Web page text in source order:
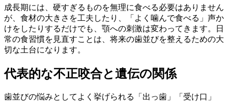
成長期には、硬すぎるものを無理に食べる必要はありません
が、食材の大きさを工夫したり、「よく噛んで食べる」声か
けをしたりするだけでも、顎への刺激は変わってきます。日
常の食習慣を見直すことは、将来の歯並びを整えるための大
切な土台になります。
代表的な不正咬合と遺伝の関係
歯並びの悩みとしてよく挙げられる「出っ歯」「受け口」